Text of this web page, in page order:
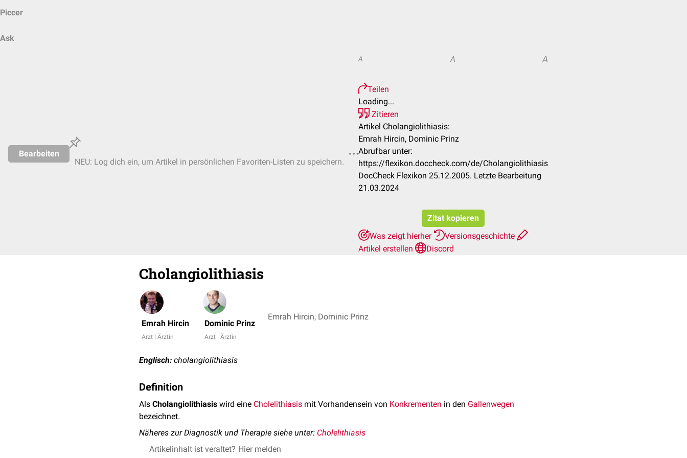
Piccer
Ask
Bearbeiten
NEU: Log dich ein, um Artikel in persönlichen Favoriten-Listen zu speichern.
A A A
Teilen
Loading...
Zitieren
Artikel Cholangiolithiasis:
Emrah Hircin, Dominic Prinz
Abrufbar unter:
https://flexikon.doccheck.com/de/Cholangiolithiasis
DocCheck Flexikon 25.12.2005. Letzte Bearbeitung
21.03.2024
Zitat kopieren
Was zeigt hierher
Versionsgeschichte
Artikel erstellen
Discord
Cholangiolithiasis
Emrah Hircin
Arzt | Ärztin
Dominic Prinz
Arzt | Ärztin
Emrah Hircin, Dominic Prinz
Englisch: cholangiolithiasis
Definition
Als Cholangiolithiasis wird eine Cholelithiasis mit Vorhandensein von Konkrementen in den Gallenwegen
bezeichnet.
Näheres zur Diagnostik und Therapie siehe unter: Cholelithiasis
Artikelinhalt ist veraltet? Hier melden